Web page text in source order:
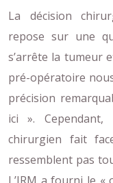
La décision
repose sur une
s’arrête la tumeur
pré-opératoire
précision
ici ».
chirurgien fait
ressemblent pas